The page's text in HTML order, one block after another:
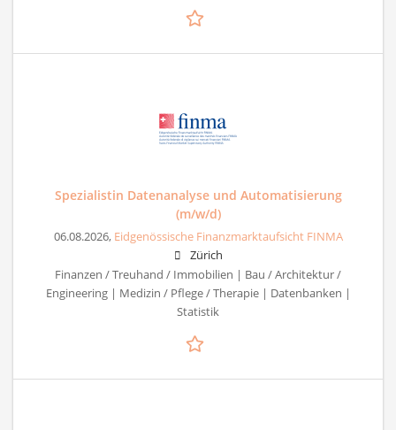
Spezialistin Datenanalyse und Automatisierung
(m/w/d)
06.08.2026, Eidgenössische Finanzmarktaufsicht FINMA
Zürich
Finanzen / Treuhand / Immobilien | Bau / Architektur /
Engineering | Medizin / Pflege / Therapie | Datenbanken |
Statistik